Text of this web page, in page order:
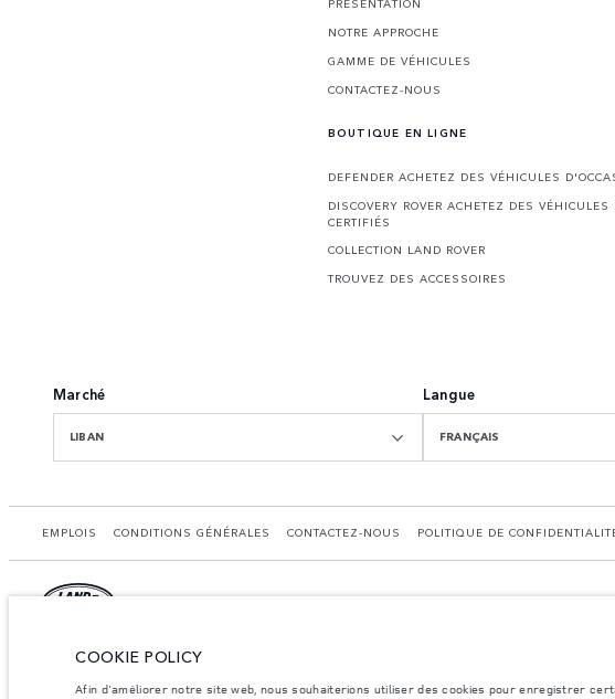
PRÉSENTATION
NOTRE APPROCHE
GAMME DE VÉHICULES
CONTACTEZ-NOUS
BOUTIQUE EN LIGNE
DEFENDER ACHETEZ DES VÉHICULES
DISCOVERY ROVER ACHETEZ DES VÉHICULES
CERTIFIÉS
COLLECTION LAND ROVER
TROUVEZ DES ACCESSOIRES
Marché
LIBAN
Langue
FRANÇAIS
EMPLOIS CONDITIONS GÉNÉRALES CONTACTEZ-NOUS POLITIQUE DE
© JAGUAR LAND ROVER LIMITED 2026.
Liban, Mana Automotovie
COOKIE POLICY
Afin d'améliorer notre site web, nous souhaiterions utiliser des cookies pour enregistrer